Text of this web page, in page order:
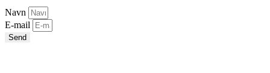
Navn
E-mail
Send